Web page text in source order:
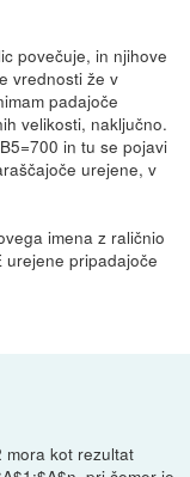
povečuje, in njihove
vrednosti že v
padajoče
velikosti, naključno.
in tu se pojavi
urejene, v
imena z raličnio
urejene pripadajoče
mora kot rezultat